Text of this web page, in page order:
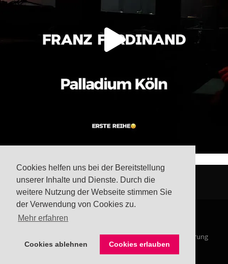
Cookies helfen uns bei der Bereitstellung
unserer Inhalte und Dienste. Durch die
weitere Nutzung der Webseite stimmen Sie
der Verwendung von Cookies zu.
Mehr erfahren
Cookies ablehnen Cookies erlauben
Impressum Datenschutzerklärung